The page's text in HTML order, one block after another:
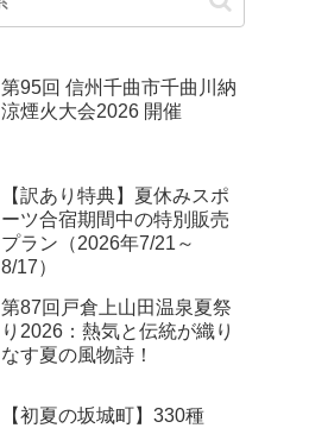
第95回 信州千曲市千曲川納
涼煙火大会2026 開催
【訳あり特典】夏休みスポ
ーツ合宿期間中の特別販売
プラン（2026年7/21～
8/17）
第87回戸倉上山田温泉夏祭
り2026：熱気と伝統が織り
なす夏の風物詩！
【初夏の坂城町】330種